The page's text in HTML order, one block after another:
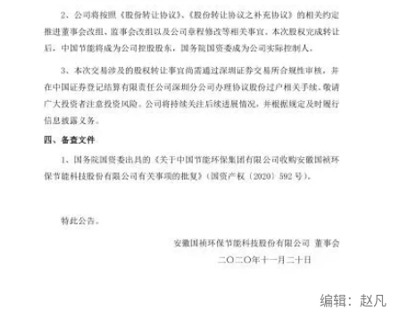
编辑：赵凡